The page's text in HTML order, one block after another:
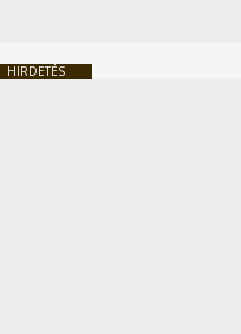
HIRDETÉS